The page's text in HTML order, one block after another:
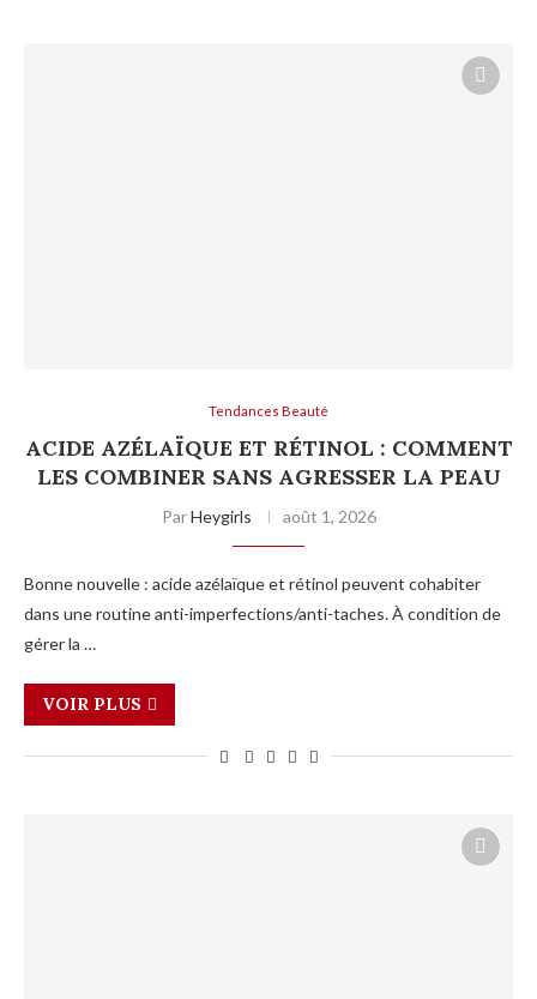
Tendances Beauté
ACIDE AZÉLAÏQUE ET RÉTINOL : COMMENT
LES COMBINER SANS AGRESSER LA PEAU
ParHeygirls août 1, 2026
Bonne nouvelle : acide azélaïque et rétinol peuvent cohabiter
dans une routine anti-imperfections/anti-taches. À condition de
gérer la …
VOIR PLUS